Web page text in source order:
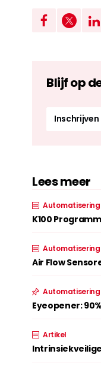
Blijf op
Inschrijven
Lees meer
Automatisering
K100
Automatisering
Air Flow
Automatisering
Eyeopener:
Artikel